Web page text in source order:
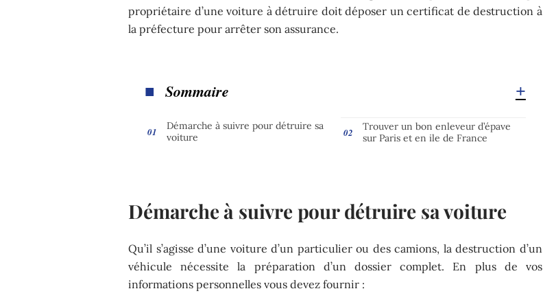
propriétaire d’une voiture à détruire doit déposer un certificat de destruction à
la préfecture pour arrêter son assurance.
Sommaire
Démarche à suivre pour détruire sa
voiture
Trouver un bon enleveur d’épave
sur Paris et en ile de France
Démarche à suivre pour détruire sa voiture
Qu’il s’agisse d’une voiture d’un particulier ou des camions, la destruction d’un
véhicule nécessite la préparation d’un dossier complet. En plus de vos
informations personnelles vous devez fournir :